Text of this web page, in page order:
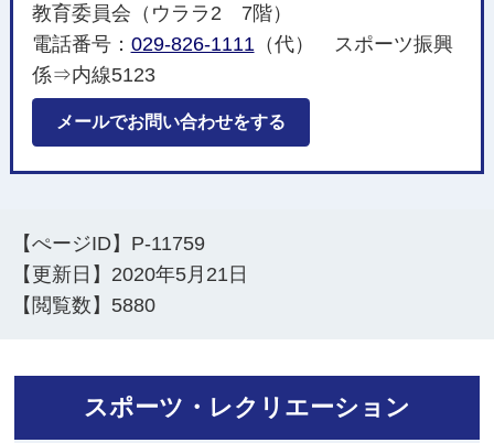
教育委員会（ウララ2 7階）
電話番号： 029-826-1111 （代） スポーツ振興
係⇒内線5123
メールでお問い合わせをする
【ぺージID】 P-11759
【更新日】 2020年5月21日
【閲覧数】 5880
スポーツ・レクリエーション